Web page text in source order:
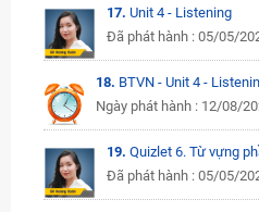
17. Unit 4 - Listening
Đã phát hành : 05/05/
18. BTVN - Unit 4 -
Ngày phát hành : 12/08/
19. Quizlet 6. Từ vựng
Đã phát hành : 05/05/